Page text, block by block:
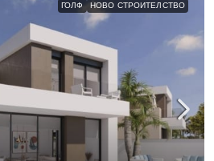
ГОЛФ НОВО СТРОИТЕЛСТВО